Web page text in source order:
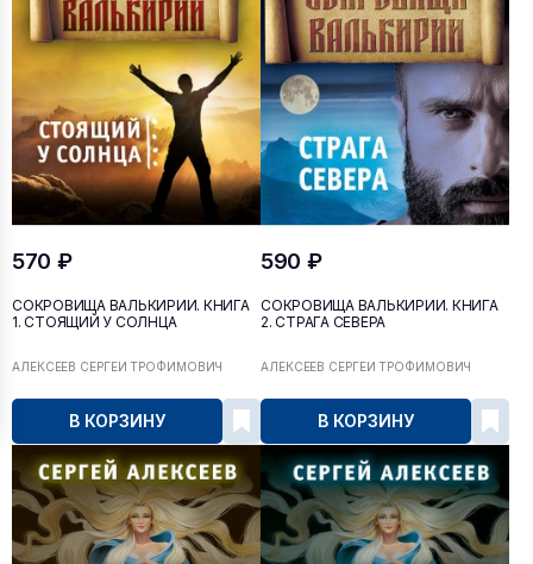
570 ₽
СОКРОВИЩА ВАЛЬКИРИИ. КНИГА
1. СТОЯЩИЙ У СОЛНЦА
АЛЕКСЕЕВ СЕРГЕЙ ТРОФИМОВИЧ
В КОРЗИНУ
590 ₽
СОКРОВИЩА ВАЛЬКИРИИ. КНИГА
2. СТРАГА СЕВЕРА
АЛЕКСЕЕВ СЕРГЕЙ ТРОФИМОВИЧ
В КОРЗИНУ